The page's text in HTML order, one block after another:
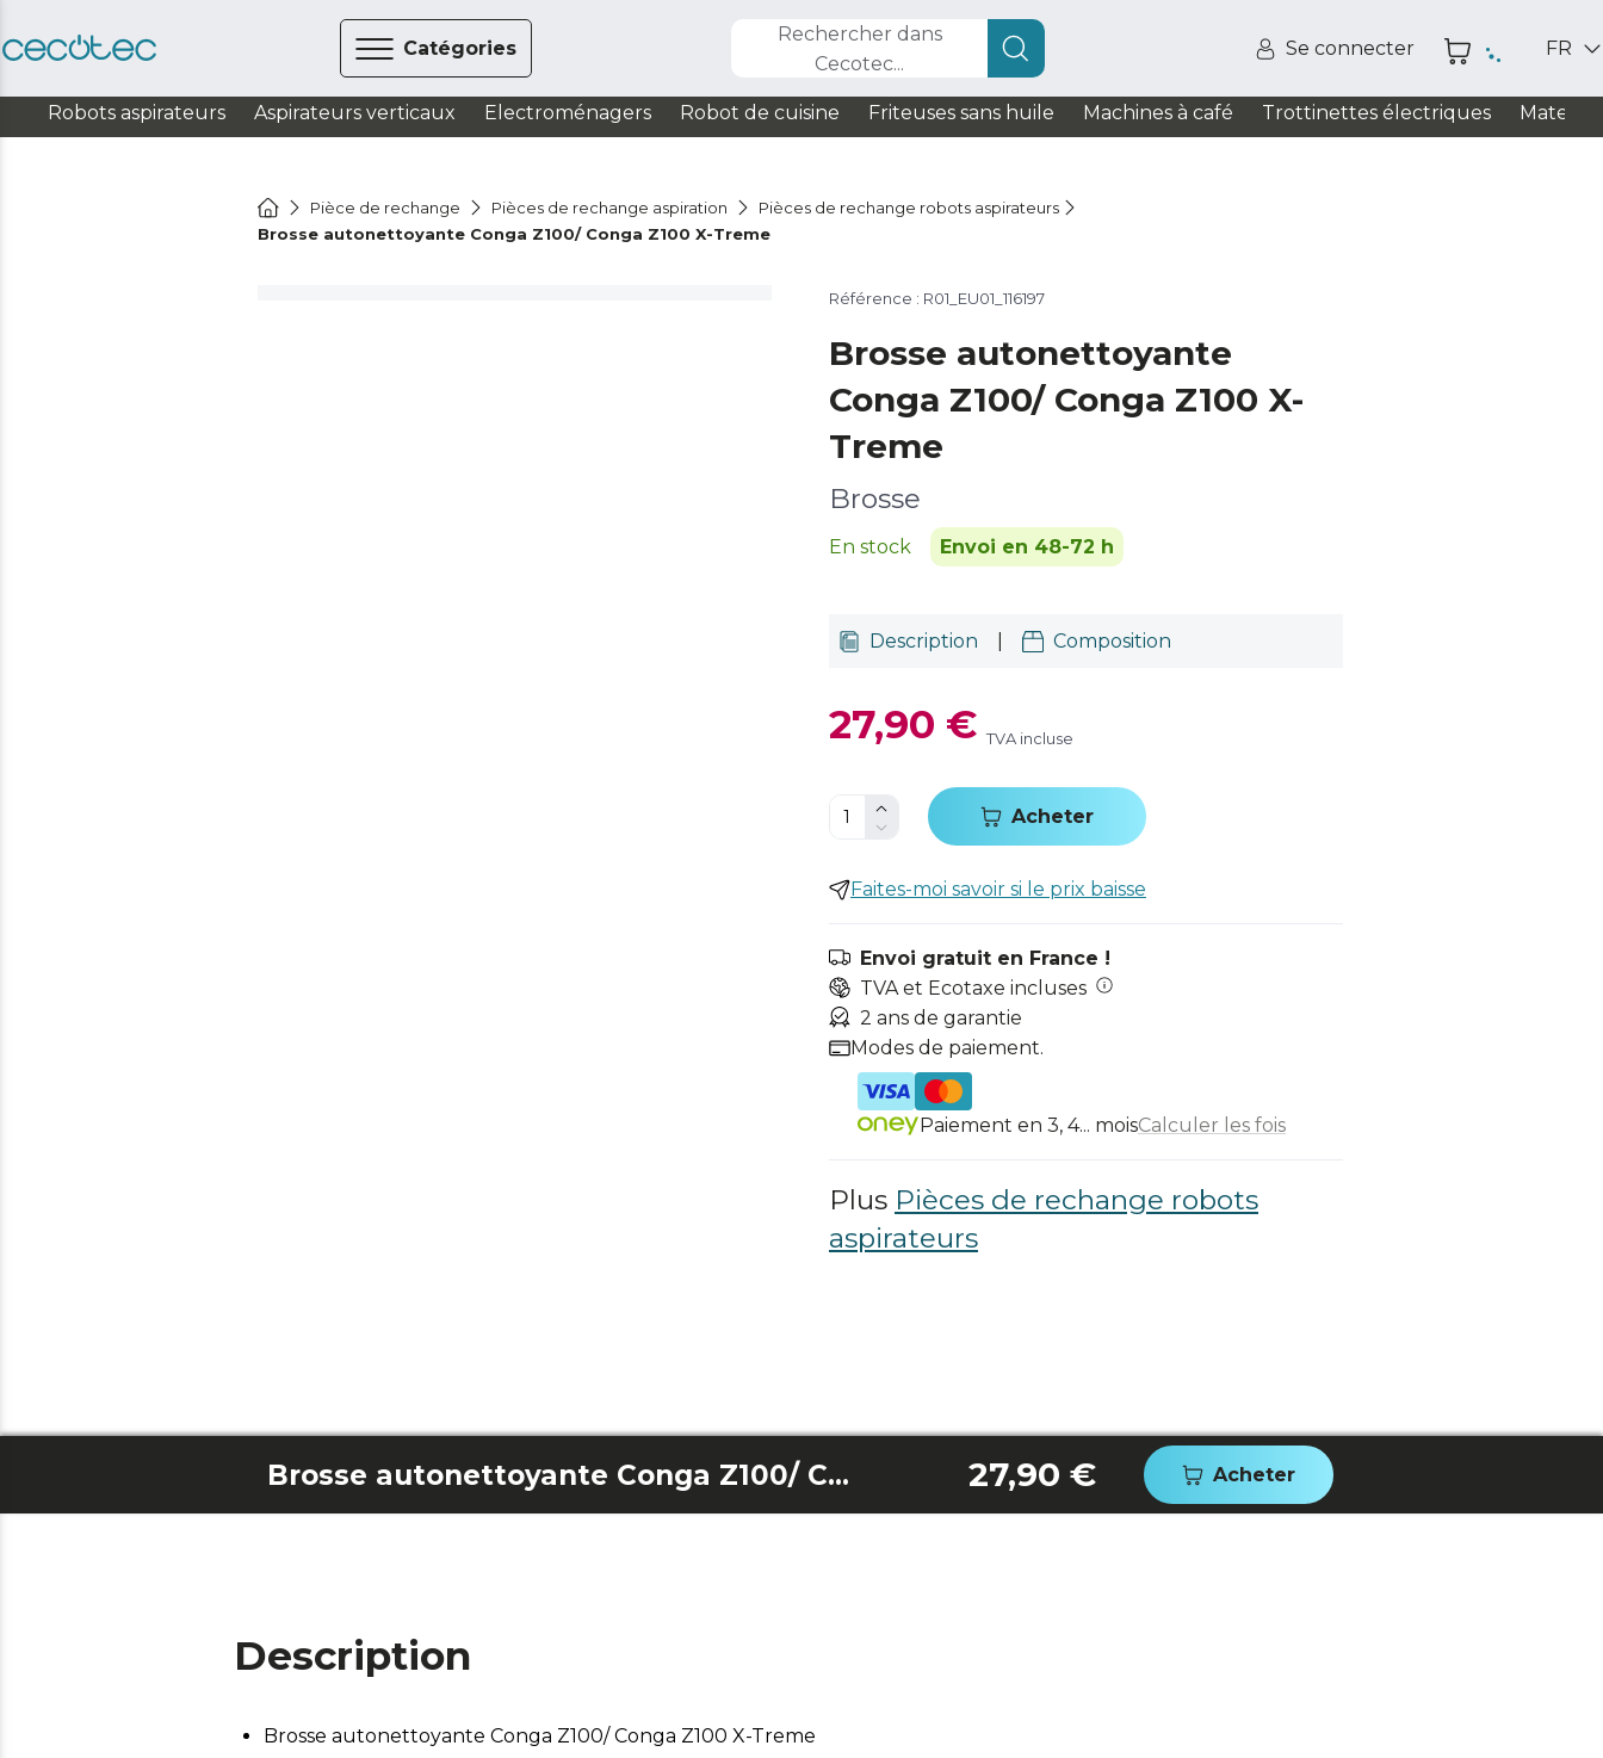
Catégories
Rechercher dans
Cecotec...
Se connecter FR
Robots aspirateurs Aspirateurs verticaux Electroménagers Robot de cuisine Friteuses sans huile Machines à café Trottinettes électriques Matelas
Pièce de rechange Pièces de rechange aspiration
Pièces de rechange robots aspirateurs
Brosse autonettoyante Conga Z100/ Conga Z100 X-Treme
Référence : R01_EU01_116197
Brosse autonettoyante
Conga Z100/ Conga Z100 X-
Treme
Brosse
En stock Envoi en 48-72 h
Description Composition
27,90 € TVA incluse
Acheter
Faites-moi savoir si le prix baisse
Envoi gratuit en France !
TVA et Ecotaxe incluses
2 ans de garantie
Modes de paiement.
Paiement en 3, 4... moisCalculer les fois
Plus Pièces de rechange robots
aspirateurs
Brosse autonettoyante Conga Z100/ Conga Z100 X-Treme 27,90 € Acheter
Description
Brosse autonettoyante Conga Z100/ Conga Z100 X-Treme